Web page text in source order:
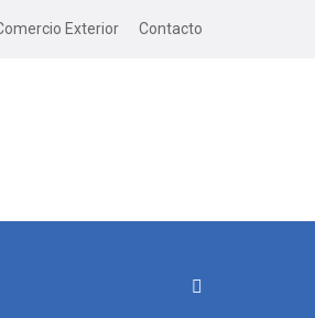
Exterior Contacto